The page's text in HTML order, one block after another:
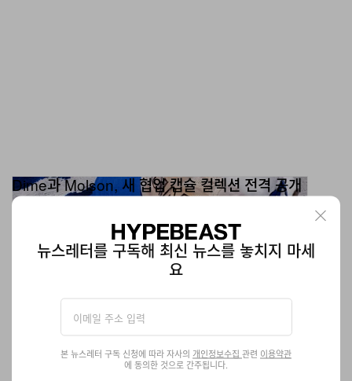
Dime과 Molson, 새 협업 캡슐 컬렉션 전격 공개
몬트리올 스케이트 브랜드가 헤리티지 브루어리 Molson과 다시 손
잡고 여름 시즌 한정 어패럴 드롭을 선보인다.
Jun 23, 2026 989
뉴스레터를 구독해 최신 뉴스를 놓치지 마세
요
본 뉴스레터 구독 신청에 따라 자사의 개인정보수집 관련 이용약관
에 동의한 것으로 간주됩니다.